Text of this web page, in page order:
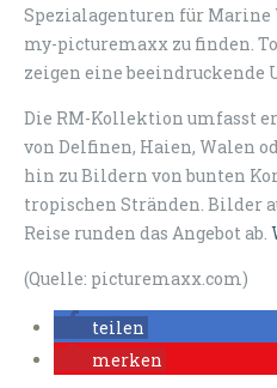
Spezialagenturen für
my-picturemaxx zu finden.
zeigen eine beeindruckende
Die RM-Kollektion umfasst
von Delfinen, Haien, Walen
hin zu Bildern von bunten
tropischen Stränden. Bilder
Reise runden das Angebot ab.
(Quelle: picturemaxx.com)
teilen
merken